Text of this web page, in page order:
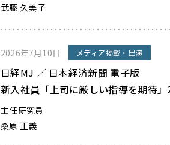
武藤 久美子
2026年7月10日 メディア掲載・出演
日経MJ ／ 日本経済新聞 電子版
新入社員「上司に厳しい指導を期待
主任研究員
桑原 正義